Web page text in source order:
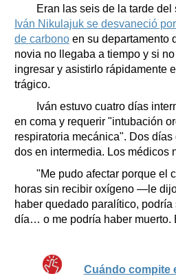
Eran las seis de la tarde del
Iván Nikulajuk se desvaneció
de carbono en su departamento
novia no llegaba a tiempo y si
ingresar y asistirlo rápidamente
trágico.
Iván estuvo cuatro días
en coma y requerir "intubación
respiratoria mecánica". Dos
dos en intermedia. Los médicos
"Me pudo afectar porque el
horas sin recibir oxígeno —le
haber quedado paralítico,
día… o me podría haber muerto.
Cuándo compite